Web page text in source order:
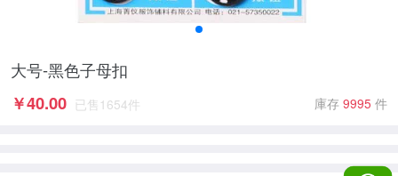
大号-黑色子母扣
￥40.00 已售 1654件 庫存 9995 件